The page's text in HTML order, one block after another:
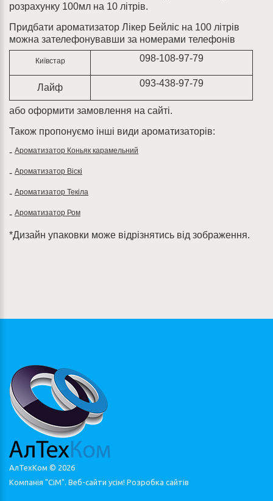
розрахунку 100мл на 10 літрів.
Придбати ароматизатор Лікер Бейліс на 100 літрів
можна зателефонувавши за номерами телефонів
Київстар 098-108-97-79
Лайф 093-438-97-79
або оформити замовлення на сайті.
Також пропонуємо інші види ароматизаторів:
- Ароматизатор Коньяк карамельний
- Ароматизатор Віскі
- Ароматизатор Текіла
- Ароматизатор Ром
*Дизайн упаковки може відрізнятись від зображення.
АлТехКом © 2026
Компанія "СіМ". Веб-сайти усім! Розробка сайтів